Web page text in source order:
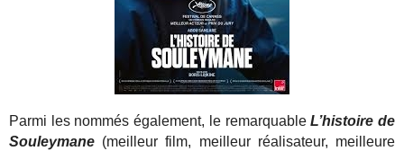
Parmi les nommés également, le remarquableL’histoire de
Souleymane (meilleur film, meilleur réalisateur, meilleure